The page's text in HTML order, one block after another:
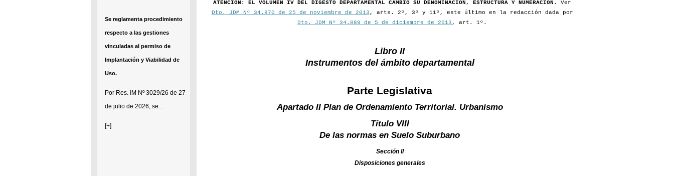
Se reglamenta procedimiento
respecto a las gestiones
vinculadas al permiso de
Implantación y Viabilidad de
Uso.
Por Res. IM Nº 3029/26 de 27
de julio de 2026, se...
[+]
ATENCIÓN: EL VOLUMEN IV DEL DIGESTO DEPARTAMENTAL CAMBIÓ SU DENOMINACIÓN, ESTRUCTURA Y NUMERACIÓN . Ver
Dto. JDM Nº 34.870 de 25 de noviembre de 2013 , arts. 2º, 3º y 11º, este último en la redacción dada por
Dto. JDM Nº 34.889 de 5 de diciembre de 2013 , art. 1º.
Libro II
Instrumentos del ámbito departamental
Parte Legislativa
Apartado II Plan de Ordenamiento Territorial. Urbanismo
Título VIII
De las normas en Suelo Suburbano
Sección II
Disposiciones generales